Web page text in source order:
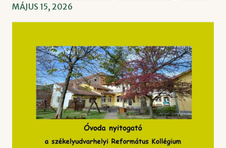
MÁJUS 15, 2026